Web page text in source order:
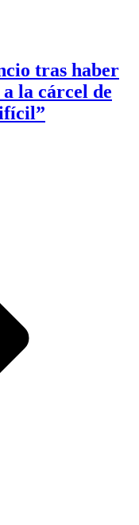
tras haber
la cárcel de